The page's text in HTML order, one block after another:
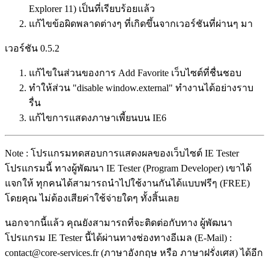
Explorer 11) เป็นที่เรียบร้อยแล้ว
แก้ไขข้อผิดพลาดต่างๆ ที่เกิดขึ้นจากเวอร์ชันที่ผ่านๆ มา
เวอร์ชัน 0.5.2
แก้ไขในส่วนของการ Add Favorite เว็บไซต์ที่ชื่นชอบ
ทำให้ส่วน "disable window.external" ทำงานได้อย่างราบ
รื่น
แก้ไขการแสดงภาษาเพี้ยนบน IE6
Note : โปรแกรมทดสอบการแสดงผลของเว็บไซต์ IE Tester
โปรแกรมนี้ ทางผู้พัฒนา IE Tester (Program Developer) เขาได้
แจกให้ ทุกคนได้สามารถนำไปใช้งานกันได้แบบฟรีๆ (FREE)
โดยคุณ ไม่ต้องเสียค่าใช้จ่ายใดๆ ทั้งสิ้นเลย
นอกจากนี้แล้ว คุณยังสามารถที่จะติดต่อกับทาง ผู้พัฒนา
โปรแกรม IE Tester นี้ได้ผ่านทางช่องทางอีเมล (E-Mail) :
contact@core-services.fr (ภาษาอังกฤษ หรือ ภาษาฝรั่งเศส) ได้อีก